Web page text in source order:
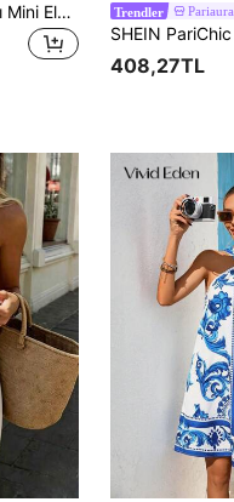
Çiçek Baskılı İnce Askılı Mini Elbise - Pembe/Kırmızı/Turuncu/Mor Çiçekler, Yeşil Yapraklar, Katlı Fırfırlı Etek Ucu, A Kesim, Yazlık Plaj Stili, Zarif, Bohem Şık Trendler Pariaura
408,27TL